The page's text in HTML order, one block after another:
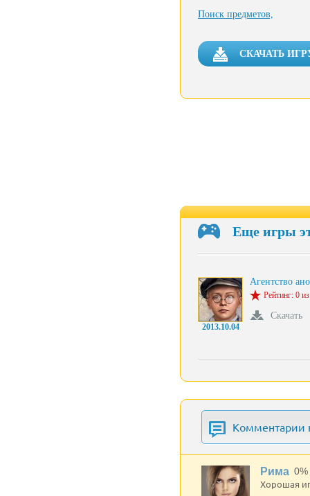
Поиск предметов,
СКАЧАТЬ
Еще игры
2013.10.04
Агентство
Рейтинг: 0
Скачать
Комментарии
Рима 0%
Хорошая